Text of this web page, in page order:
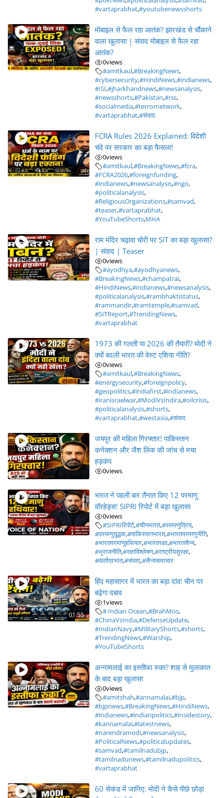
#vartaprabhat,#youtubenewsshorts
मोबाइल से फैल रहा आतंक? झारखंड से चौंकाने
वाला खुलासा | संवाद मोबाइल से फैल रहा
आतंक?
0views
#amitkaul,#BreakingNews,
#cybersecurity,#HindiNews,#indianews,
#ISI,#jharkhandnews,#newsanalysis,
#newsshorts,#Pakistan,#rss,
#socialmedia,#terrornetwork,
#vartaprabhat,#संवाद
FCRA Rules 2026 Explained: विदेशी
चंदे पर सरकार का बड़ा फैसला!
0views
#amitkaul,#BreakingNews,#fcra,
#FCRA2026,#foreignfunding,
#indianews,#newsanalysis,#ngo,
#politicalanalysis,
#ReligiousOrganizations,#samvad,
#teaser,#vartaprabhat,
#YouTubeShorts,MHA
राम मंदिर चढ़ावा चोरी पर SIT का बड़ा खुलासा?
| संवाद | Teaser
0views
#ayodhya,#ayodhyanews,
#BreakingNews,#champatrai,
#HindiNews,#indianews,#newsanalysis,
#politicalanalysis,#rambhaktistatus,
#rammandir,#ramtemple,#samvad,
#SITReport,#TrendingNews,
#vartaprabhat
1973 की गलती या 2026 की तैयारी? मोदी ने
क्यों बदली भारत की वेस्ट एशिया नीति?
0views
#amitkaul,#BreakingNews,
#energysecurity,#foreignpolicy,
#geopolitics,#indiafirst,#indianews,
#iranisraelwar,#ModiVsIndira,#oilcrisis,
#politicalanalysis,#shorts,
#vartaprabhat,#westasia,#संवाद
जयपुर की महिला गिरफ्तार! पाकिस्तान
कनेक्शन और जैश लिंक की जांच से मचा
हड़कंप
0views
भारत ने पहली बार तैनात किए 12 परमाणु
वॉरहेड्स! SIPRI रिपोर्ट में बड़ा खुलासा
0views
#SIPRIरिपोर्ट,#चीनभारत,#परमाणुत्रिय,
#परमाणुयुद्धक,#पाकिस्तानभारत,#भारतपरमाणुनीति,
#भारतपरमाणुहथियार,#भारतरक्षा,#भारतसैन्य,
#भूराजनीति,#रक्षाविश्लेषण,#राष्ट्रीयसुरक्षा,
#वार्ताप्रभात,#संवाद,#सैन्यसमाचार
01:55
हिंद महासागर में भारत का बड़ा दांव! चीन पर
बढ़ेगा दबाव
1views
# Indian Ocean,#BrahMos,
#ChinaVsIndia,#DefenseUpdate,
#IndianNavy,#MilitaryShorts,#shorts,
#TrendingNews,#Warship,
#YouTubeShorts
अन्नामलाई का इस्तीफा रुका? शाह से मुलाकात
के बाद बड़ा खुलासा
0views
#amitshah,#annamalai,#bjp,
#bjpnews,#BreakingNews,#HindiNews,
#indianews,#indianpolitics,#insidestory,
#kannamalai,#latestnews,
#narendramodi,#newsanalysis,
#PoliticalNews,#politicalupdates,
#samvad,#tamilnadubjp,
#tamilnadunews,#tamilnadupolitics,
#vartaprabhat
60 सेकंड में जानिए: मोदी ने कैसे पीछे छोड़ा